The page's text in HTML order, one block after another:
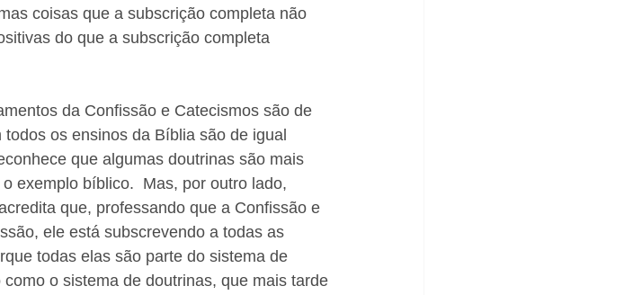
coisas que a subscrição completa não
do que a subscrição completa
da Confissão e Catecismos são de
os ensinos da Bíblia são de igual
que algumas doutrinas são mais
exemplo bíblico.  Mas, por outro lado,
que, professando que a Confissão e
ele está subscrevendo a todas as
todas elas são parte do sistema de
o sistema de doutrinas, que mais tarde